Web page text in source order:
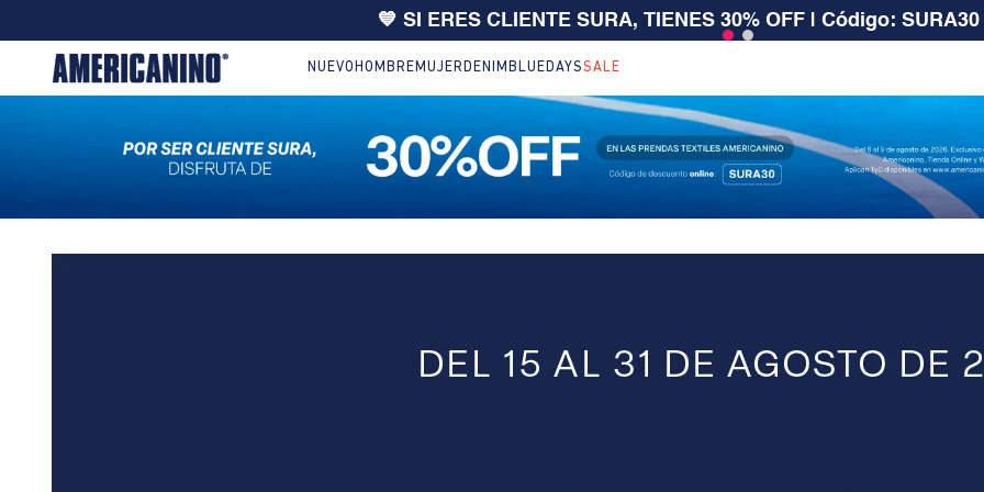
💙 SI ERES CLIENTE SURA, TIENES 30% OFF | Código: SURA30
NUEVO HOMBRE MUJER DENIM BLUEDAYSSALE